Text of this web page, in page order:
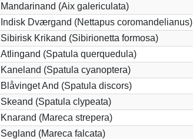
Mandarinand (Aix galericulata)
Indisk Dværgand (Nettapus coromandelianus)
Sibirisk Krikand (Sibirionetta formosa)
Atlingand (Spatula querquedula)
Kaneland (Spatula cyanoptera)
Blåvinget And (Spatula discors)
Skeand (Spatula clypeata)
Knarand (Mareca strepera)
Segland (Mareca falcata)